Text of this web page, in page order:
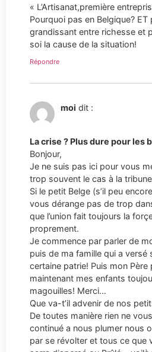
« L’Artisanat,première
Pourquoi pas en Belgique?
grandissant entre richesse et
soi la cause de la situation!
Répondre
moi dit :
La crise ? Plus dure pour les
Bonjour,
Je ne suis pas ici pour vous
trop souvent le cas à la
Si le petit Belge (s’il peu
vous dérange pas de trop
que l’union fait toujours la
proprement.
Je commence par parler de
puis de ma famille qui a versé
certaine patrie! Puis mon Père
maintenant mes enfants
magouilles! Merci…
Que va-t’il advenir de nos
De toutes manière rien ne
continué a nous plumer nous
par se révolter et tous ce que